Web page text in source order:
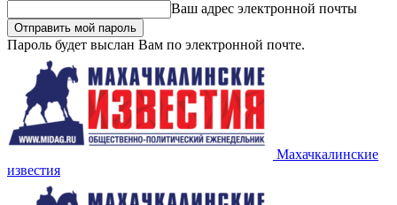
Ваш адрес электронной почты
Пароль будет выслан Вам по электронной почте.
Махачкалинские
известия